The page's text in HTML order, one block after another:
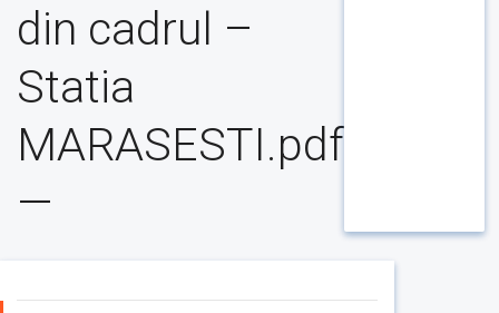
din cadrul –
Statia
MARASESTI.pdf
—